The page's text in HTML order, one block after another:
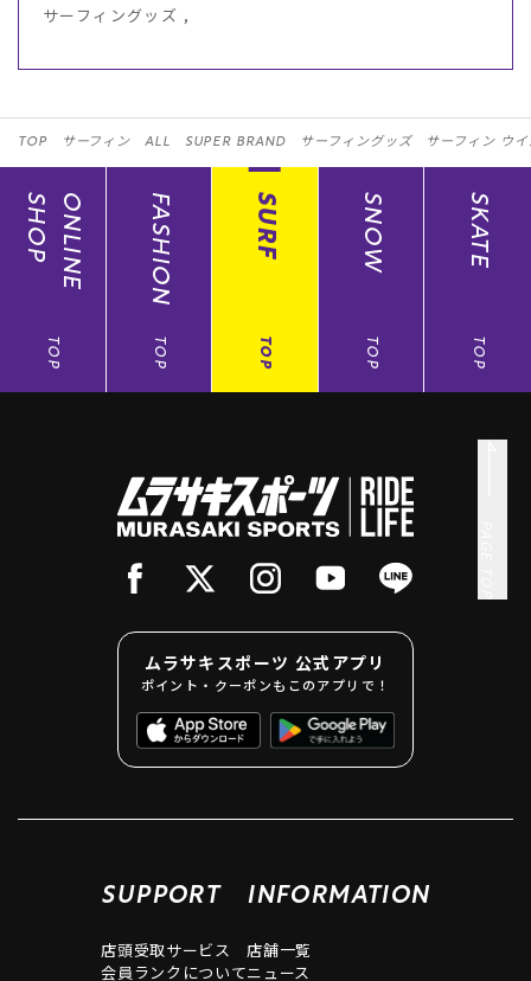
サーフィングッズ ,
TOP サーフィン ALL SUPER BRAND サーフィングッズ サーフィン ウ
ONLINE
SHOP
TOP
FASHION
TOP
SURF
TOP
SNOW
TOP
SKATE
TOP
ムラサキスポーツ 公式アプリ
ポイント・クーポンもこのアプリで！
SUPPORT
店頭受取サービス
会員ランクについて
INFORMATION
店舗一覧
ニュース